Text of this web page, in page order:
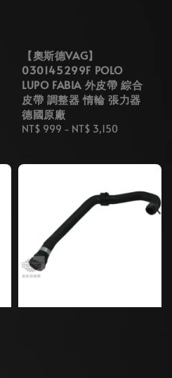
【奧斯德VAG】
030145299F POLO
LUPO FABIA 外皮帶 綜合
皮帶 調整器 惰輪 張力器
德國原廠
Regular
NT$ 999 - NT$ 3,150